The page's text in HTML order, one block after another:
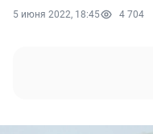
5 июня 2022, 18:45 4 704